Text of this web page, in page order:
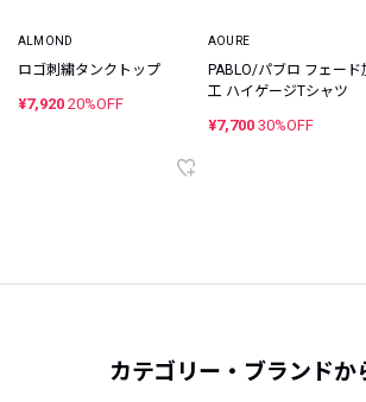
ALMOND
ロゴ刺繍タンクトップ
¥7,920 20%OFF
AOURE
PABLO/パブロ フェード
工 ハイゲージTシャツ
¥7,700 30%OFF
カテゴリー・ブランドか